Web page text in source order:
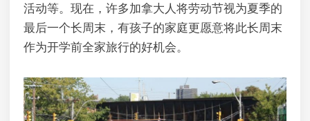
活动等。现在，许多加拿大人将劳动节视为夏季的
最后一个长周末，有孩子的家庭更愿意将此长周末
作为开学前全家旅行的好机会。